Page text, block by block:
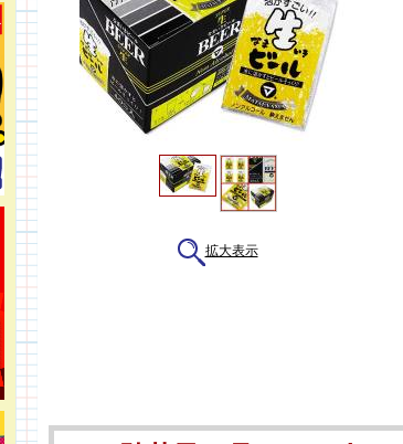
拡大表示